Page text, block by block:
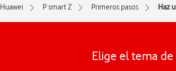
Huawei P smart Z Primeros pasos Haz
Elige el tema